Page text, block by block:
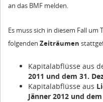
an das BMF melden.
Es muss sich in diesem Fall
folgenden Zeiträumen
Kapitalabflüsse aus
2011 und dem 31.
Kapitalabflüsse aus
Jänner 2012 und